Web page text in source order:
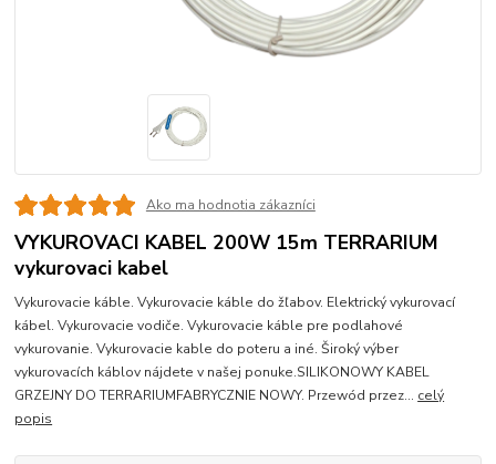
Ako ma hodnotia zákazníci
VYKUROVACI KABEL 200W 15m TERRARIUM
vykurovaci kabel
Vykurovacie káble. Vykurovacie káble do žľabov. Elektrický vykurovací
kábel. Vykurovacie vodiče. Vykurovacie káble pre podlahové
vykurovanie. Vykurovacie kable do poteru a iné. Široký výber
vykurovacích káblov nájdete v našej ponuke.SILIKONOWY KABEL
GRZEJNY DO TERRARIUMFABRYCZNIE NOWY. Przewód przez... celý
popis